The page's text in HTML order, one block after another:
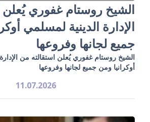
الشيخ روستام غفوري يُعلن
الإدارة الدينية لمسلمي
جميع لجانها وفروعها
الشيخ روستام غفوري يُعلن استقالته من
أوكرانيا ومن جميع لجانها وفروعها
11.07.2026